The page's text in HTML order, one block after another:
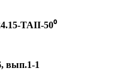
ТАII-50⁰
вып.1-1